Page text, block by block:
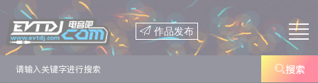
 作品发布
搜索